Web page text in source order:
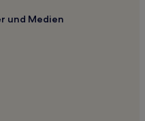
Plaza
und Medien